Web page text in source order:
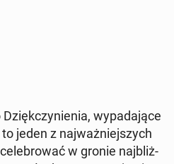
wy­pa­da­ją­ce
jeden z naj­waż­niej­szych
w gronie naj­bliż­